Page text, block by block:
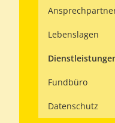
Lebenslagen
Fundbüro
Datenschutz